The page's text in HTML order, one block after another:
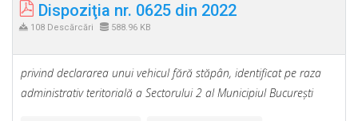
Dispoziţia nr. 0625 din 2022
108 Descărcări 588.96 KB
privind declararea unui vehicul fără stăpân, identificat pe raza
administrativ teritorială a Sectorului 2 al Municipiul Bucureşti